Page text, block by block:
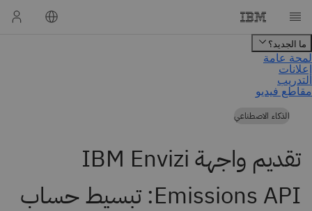
الذكاء الاصطناعي
تقديم واجهة IBM Envizi
Emissions API: تبسيط حساب